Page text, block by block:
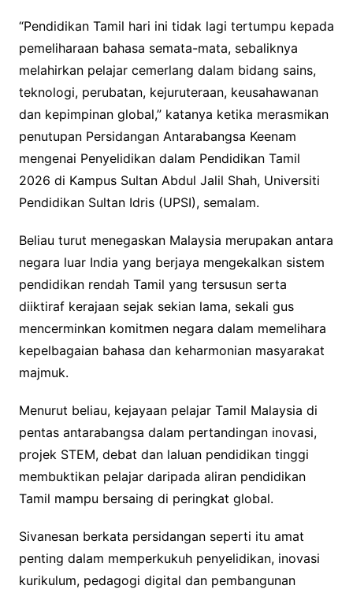
“Pendidikan Tamil hari ini tidak lagi tertumpu kepada
pemeliharaan bahasa semata-mata, sebaliknya
melahirkan pelajar cemerlang dalam bidang sains,
teknologi, perubatan, kejuruteraan, keusahawanan
dan kepimpinan global,” katanya ketika merasmikan
penutupan Persidangan Antarabangsa Keenam
mengenai Penyelidikan dalam Pendidikan Tamil
2026 di Kampus Sultan Abdul Jalil Shah, Universiti
Pendidikan Sultan Idris (UPSI), semalam.
Beliau turut menegaskan Malaysia merupakan antara
negara luar India yang berjaya mengekalkan sistem
pendidikan rendah Tamil yang tersusun serta
diiktiraf kerajaan sejak sekian lama, sekali gus
mencerminkan komitmen negara dalam memelihara
kepelbagaian bahasa dan keharmonian masyarakat
majmuk.
Menurut beliau, kejayaan pelajar Tamil Malaysia di
pentas antarabangsa dalam pertandingan inovasi,
projek STEM, debat dan laluan pendidikan tinggi
membuktikan pelajar daripada aliran pendidikan
Tamil mampu bersaing di peringkat global.
Sivanesan berkata persidangan seperti itu amat
penting dalam memperkukuh penyelidikan, inovasi
kurikulum, pedagogi digital dan pembangunan